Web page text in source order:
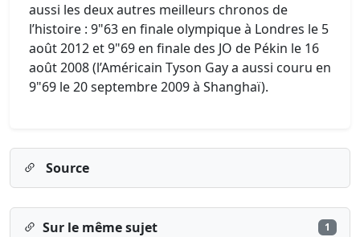
aussi les deux autres meilleurs chronos de
l’histoire : 9"63 en finale olympique à Londres le 5
août 2012 et 9"69 en finale des JO de Pékin le 16
août 2008 (l’Américain Tyson Gay a aussi couru en
9"69 le 20 septembre 2009 à Shanghaï).
Source
Sur le même sujet 1